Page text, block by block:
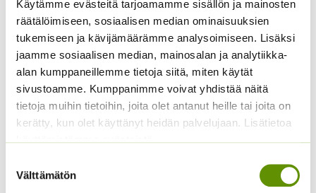
Käytämme evästeitä tarjoamamme sisällön ja mainosten
räätälöimiseen, sosiaalisen median ominaisuuksien
tukemiseen ja kävijämäärämme analysoimiseen. Lisäksi
jaamme sosiaalisen median, mainosalan ja analytiikka-
alan kumppaneillemme tietoja siitä, miten käytät
sivustoamme. Kumppanimme voivat yhdistää näitä
tietoja muihin tietoihin, joita olet antanut heille tai joita on
kerätty, kun olet käyttänyt heidän palvelujaan. Lisätietoa
käyttämistämme evästeistä
valinta
Välttämätön
kukkapenkkiin.
Aikainen ja korkea tulppaani. Suuret, näyttävät kukat.
Tulppaanit istutetaan syyskuusta alkaen niin pitkään
kuin maahan saa kaivetuiksi istutuskuopat.
Istutussyvyys 25 cm. Tulppaanin sipuli kukkii vain
seuraavana vuonna, pienillä vie pitemmän ajan kasvaa